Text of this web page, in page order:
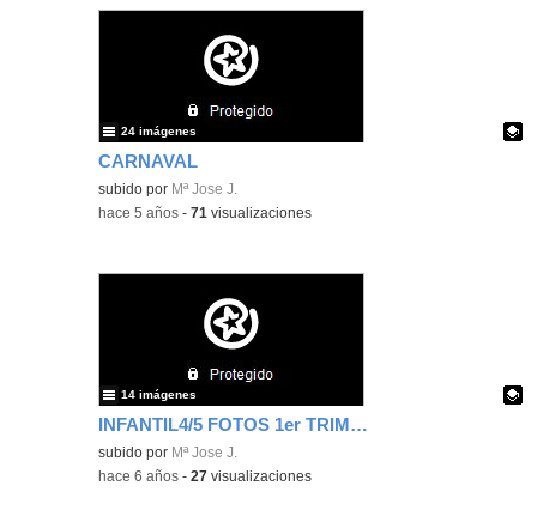
CARNAVAL
Contenido educativo.
subido por Mª Jose J.
24 imágenes
-hace 5 años -71 visualizaciones
INFANTIL4/5 FOTOS 1er TRIMESTRE III
Contenido educativo.
subido por Mª Jose J.
14 imágenes
-hace 6 años -27 visualizaciones